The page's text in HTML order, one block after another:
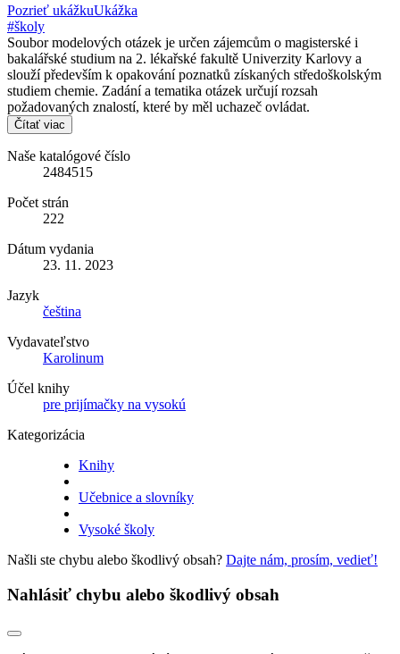
Pozrieť ukážkuUkážka
#školy
Soubor modelových otázek je určen zájemcům o magisterské i
bakalářské studium na 2. lékařské fakultě Univerzity Karlovy a
slouží především k opakování poznatků získaných středoškolským
studiem chemie. Zadání a tematika otázek určují rozsah
požadovaných znalostí, které by měl uchazeč ovládat.
Čítať viac
Naše katalógové číslo
2484515
Počet strán
222
Dátum vydania
23. 11. 2023
Jazyk
čeština
Vydavateľstvo
Karolinum
Účel knihy
pre prijímačky na vysokú
Kategorizácia
Knihy
Učebnice a slovníky
Vysoké školy
Našli ste chybu alebo škodlivý obsah? Dajte nám, prosím, vedieť!
Nahlásiť chybu alebo škodlivý obsah